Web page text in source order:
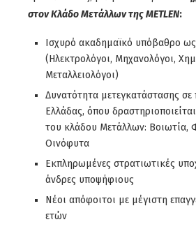
στον Κλάδο Μετάλλων τηςMETLEN:
Ισχυρό ακαδημαϊκό υπόβαθρο ως
(Ηλεκτρολόγοι, Μηχανολόγοι,
Μεταλλειολόγοι)
Δυνατότητα μετεγκατάστασης σε
Ελλάδας, όπου
του κλάδου Μετάλλων: Βοιωτία,
Οινόφυτα
Εκπληρωμένες στρατιωτικές
άνδρες υποψήφιους
Νέοι απόφοιτοι με μέγιστη
ετών